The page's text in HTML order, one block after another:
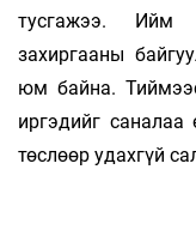
тусгажээ. Ийм
захиргааны
юм байна.
иргэдийг саналаа
төслөөр удахгүй